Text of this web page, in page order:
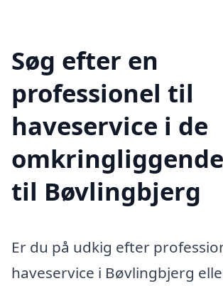
Søg efter en
professionel til
haveservice i de
til Bøvlingbjerg
Er du på udkig efter
haveservice i Bøvlingbjerg